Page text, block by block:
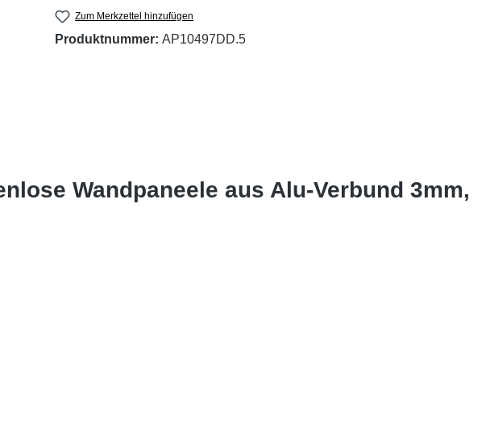
Zum Merkzettel hinzufügen
Produktnummer: AP10497DD.5
Wandpaneele aus Alu-Verbund 3mm,